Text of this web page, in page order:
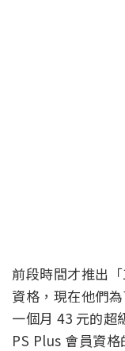
前段時間才推出
資格，現在他們
一個月 43 元的超
PS Plus 會員資